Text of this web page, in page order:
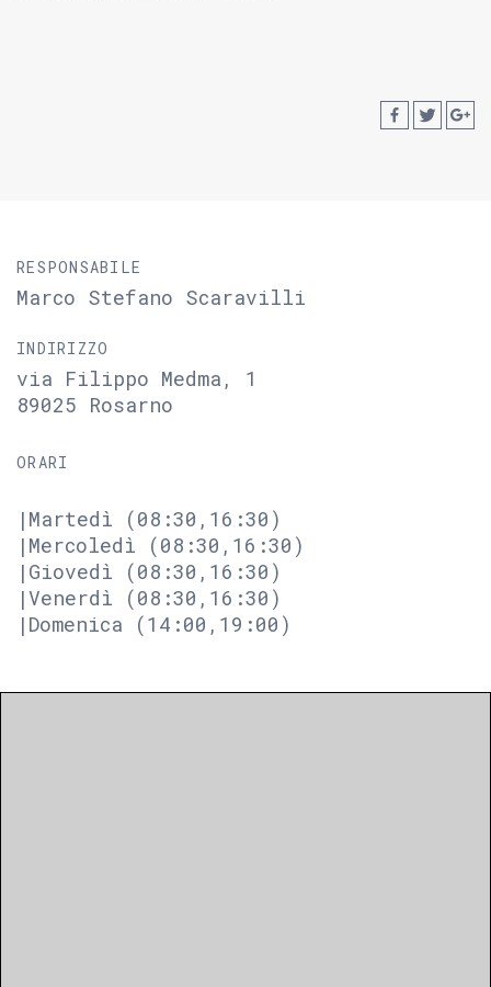
RESPONSABILE
Marco Stefano Scaravilli
INDIRIZZO
via Filippo Medma, 1
89025 Rosarno
ORARI
|Martedì (08:30,16:30)
|Mercoledì (08:30,16:30)
|Giovedì (08:30,16:30)
|Venerdì (08:30,16:30)
|Domenica (14:00,19:00)